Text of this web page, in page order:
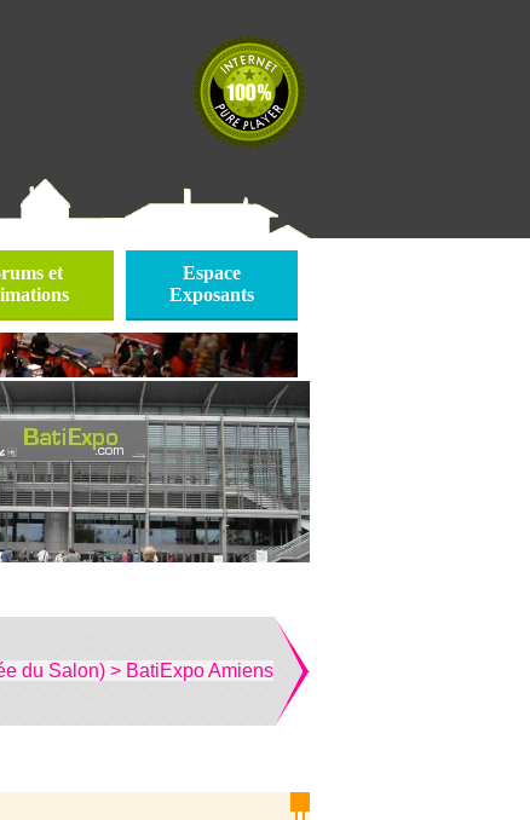
et
Espace
Exposants
du Salon) > BatiExpo Amiens